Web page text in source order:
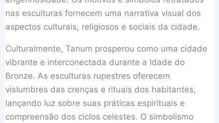
nas esculturas fornecem uma narrativa visual dos
aspectos culturais, religiosos e sociais da cidade.
Culturalmente, Tanum prosperou como uma cidade
vibrante e interconectada durante a Idade do
Bronze. As esculturas rupestres oferecem
vislumbres das crenças e rituais dos habitantes,
lançando luz sobre suas práticas espirituais e
compreensão dos ciclos celestes. O simbolismo